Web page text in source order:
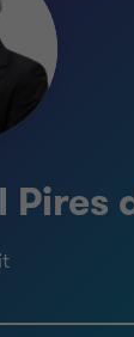
do
desde 1991.
Pires